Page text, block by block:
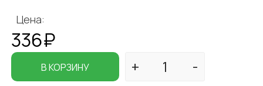
Цена:
336₽
В КОРЗИНУ